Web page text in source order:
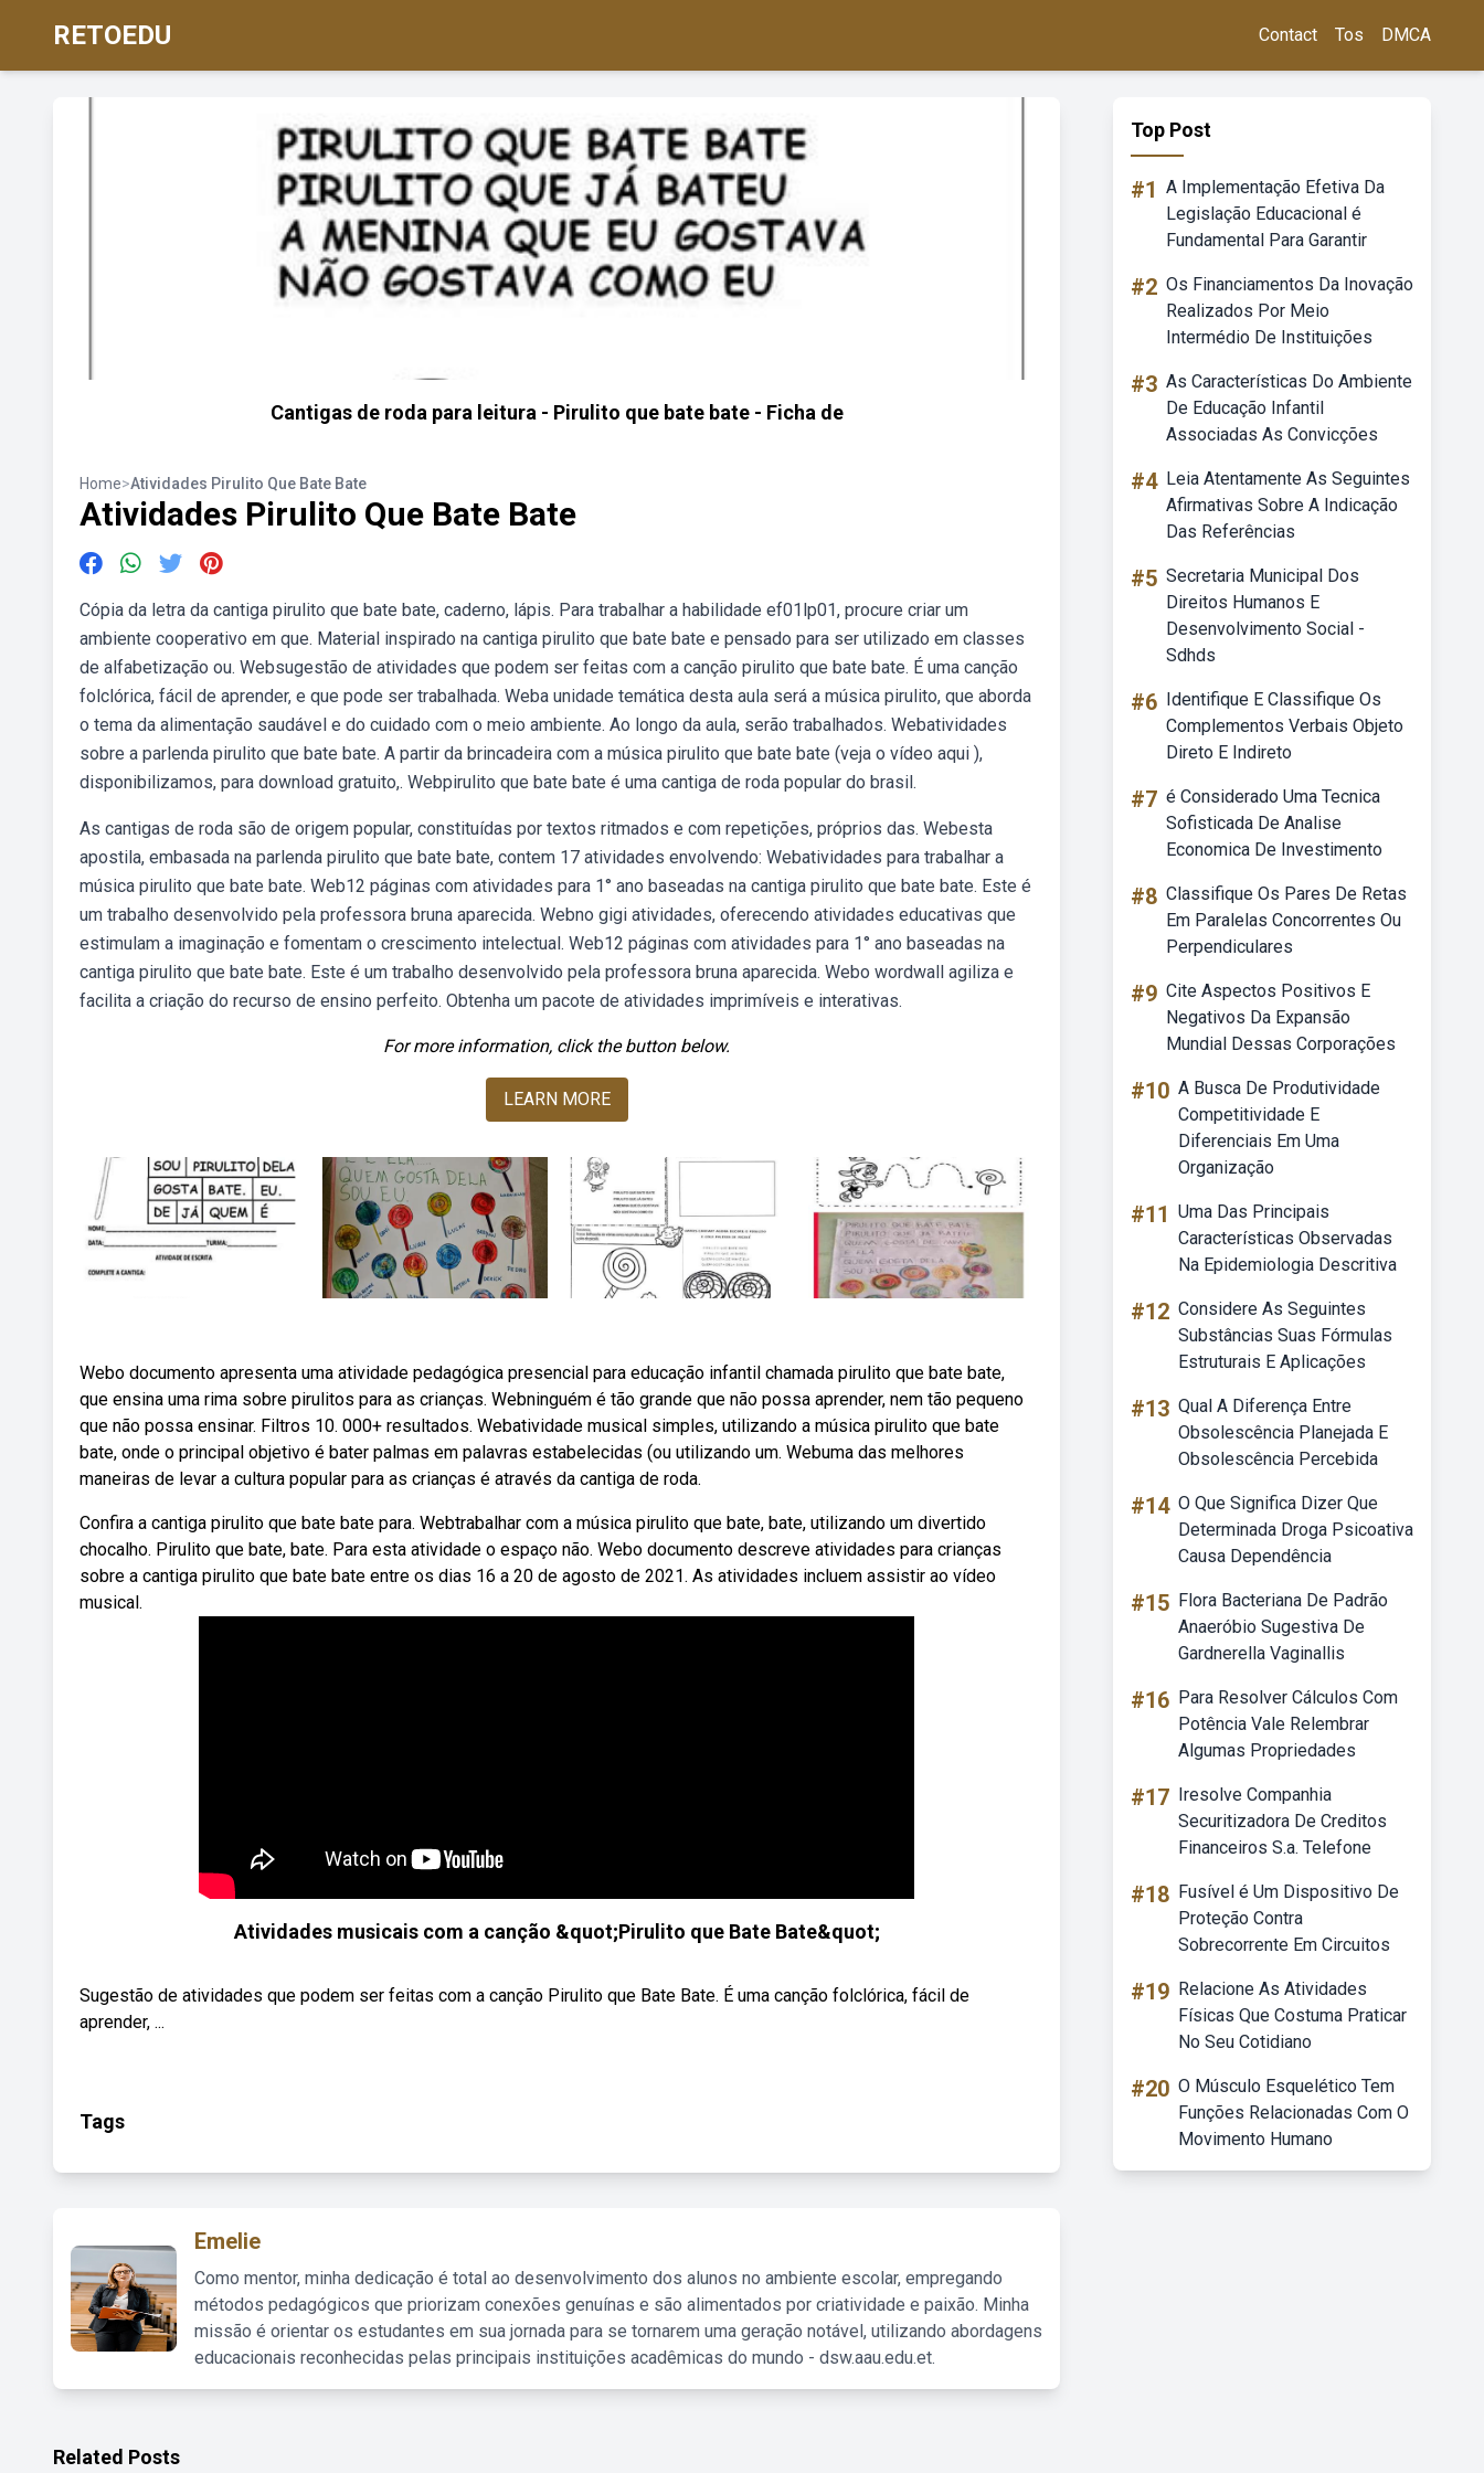
RETOEDU Contact Tos DMCA
Cantigas de roda para leitura - Pirulito que bate bate - Ficha de
Home>Atividades Pirulito Que Bate Bate
Atividades Pirulito Que Bate Bate
Cópia da letra da cantiga pirulito que bate bate, caderno, lápis. Para trabalhar a habilidade ef01lp01, procure criar um
ambiente cooperativo em que. Material inspirado na cantiga pirulito que bate bate e pensado para ser utilizado em classes
de alfabetização ou. Websugestão de atividades que podem ser feitas com a canção pirulito que bate bate. É uma canção
folclórica, fácil de aprender, e que pode ser trabalhada. Weba unidade temática desta aula será a música pirulito, que aborda
o tema da alimentação saudável e do cuidado com o meio ambiente. Ao longo da aula, serão trabalhados. Webatividades
sobre a parlenda pirulito que bate bate. A partir da brincadeira com a música pirulito que bate bate (veja o vídeo aqui ),
disponibilizamos, para download gratuito,. Webpirulito que bate bate é uma cantiga de roda popular do brasil.
As cantigas de roda são de origem popular, constituídas por textos ritmados e com repetições, próprios das. Webesta
apostila, embasada na parlenda pirulito que bate bate, contem 17 atividades envolvendo: Webatividades para trabalhar a
música pirulito que bate bate. Web12 páginas com atividades para 1° ano baseadas na cantiga pirulito que bate bate. Este é
um trabalho desenvolvido pela professora bruna aparecida. Webno gigi atividades, oferecendo atividades educativas que
estimulam a imaginação e fomentam o crescimento intelectual. Web12 páginas com atividades para 1° ano baseadas na
cantiga pirulito que bate bate. Este é um trabalho desenvolvido pela professora bruna aparecida. Webo wordwall agiliza e
facilita a criação do recurso de ensino perfeito. Obtenha um pacote de atividades imprimíveis e interativas.
For more information, click the button below.
LEARN MORE
Webo documento apresenta uma atividade pedagógica presencial para educação infantil chamada pirulito que bate bate,
que ensina uma rima sobre pirulitos para as crianças. Webninguém é tão grande que não possa aprender, nem tão pequeno
que não possa ensinar. Filtros 10. 000+ resultados. Webatividade musical simples, utilizando a música pirulito que bate
bate, onde o principal objetivo é bater palmas em palavras estabelecidas (ou utilizando um. Webuma das melhores
maneiras de levar a cultura popular para as crianças é através da cantiga de roda.
Confira a cantiga pirulito que bate bate para. Webtrabalhar com a música pirulito que bate, bate, utilizando um divertido
chocalho. Pirulito que bate, bate. Para esta atividade o espaço não. Webo documento descreve atividades para crianças
sobre a cantiga pirulito que bate bate entre os dias 16 a 20 de agosto de 2021. As atividades incluem assistir ao vídeo
musical.
Atividades musicais com a canção &quot;Pirulito que Bate Bate&quot;
Sugestão de atividades que podem ser feitas com a canção Pirulito que Bate Bate. É uma canção folclórica, fácil de
aprender, ...
Tags
Emelie
Como mentor, minha dedicação é total ao desenvolvimento dos alunos no ambiente escolar, empregando
métodos pedagógicos que priorizam conexões genuínas e são alimentados por criatividade e paixão. Minha
missão é orientar os estudantes em sua jornada para se tornarem uma geração notável, utilizando abordagens
educacionais reconhecidas pelas principais instituições acadêmicas do mundo - dsw.aau.edu.et.
Top Post
#1 A Implementação Efetiva Da
Legislação Educacional é
Fundamental Para Garantir
#2 Os Financiamentos Da Inovação
Realizados Por Meio
Intermédio De Instituições
#3 As Características Do Ambiente
De Educação Infantil
Associadas As Convicções
#4 Leia Atentamente As Seguintes
Afirmativas Sobre A Indicação
Das Referências
#5 Secretaria Municipal Dos
Direitos Humanos E
Desenvolvimento Social -
Sdhds
#6 Identifique E Classifique Os
Complementos Verbais Objeto
Direto E Indireto
#7 é Considerado Uma Tecnica
Sofisticada De Analise
Economica De Investimento
#8 Classifique Os Pares De Retas
Em Paralelas Concorrentes Ou
Perpendiculares
#9 Cite Aspectos Positivos E
Negativos Da Expansão
Mundial Dessas Corporações
#10 A Busca De Produtividade
Competitividade E
Diferenciais Em Uma
Organização
#11 Uma Das Principais
Características Observadas
Na Epidemiologia Descritiva
#12 Considere As Seguintes
Substâncias Suas Fórmulas
Estruturais E Aplicações
#13 Qual A Diferença Entre
Obsolescência Planejada E
Obsolescência Percebida
#14 O Que Significa Dizer Que
Determinada Droga Psicoativa
Causa Dependência
#15 Flora Bacteriana De Padrão
Anaeróbio Sugestiva De
Gardnerella Vaginallis
#16 Para Resolver Cálculos Com
Potência Vale Relembrar
Algumas Propriedades
#17 Iresolve Companhia
Securitizadora De Creditos
Financeiros S.a. Telefone
#18 Fusível é Um Dispositivo De
Proteção Contra
Sobrecorrente Em Circuitos
#19 Relacione As Atividades
Físicas Que Costuma Praticar
No Seu Cotidiano
#20 O Músculo Esquelético Tem
Funções Relacionadas Com O
Movimento Humano
Related Posts